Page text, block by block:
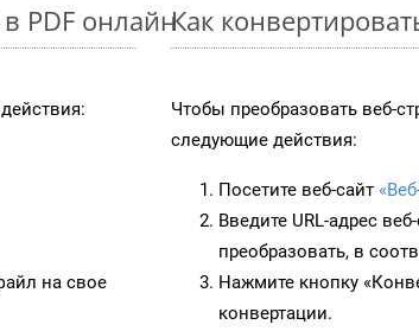
PDF онлайн
на свое
Как
Чтобы преобразовать веб-
следующие действия:
Посетите веб-сайт
Введите URL-адрес
преобразовать, в
Нажмите кнопку
конвертации.